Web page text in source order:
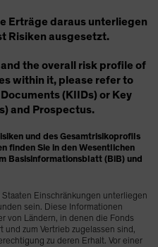
Erträge daraus unterliegen
Risiken ausgesetzt.
the overall risk profile of
within it, please refer to
(KIIDs) or Key
and Prospectus.
und des Gesamtrisikoprofils
finden Sie in den Wesentlichen
Basisinformationsblatt (BiB) und
Einschränkungen unterliegen
sein. Diese Informationen
von Ländern, in denen die Fonds
zum Vertrieb zugelassen sind,
zu deren Erhalt. Vor einer